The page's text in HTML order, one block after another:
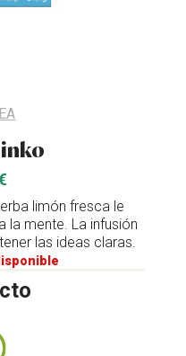
limón fresca le
la mente. La infusión
las ideas claras.